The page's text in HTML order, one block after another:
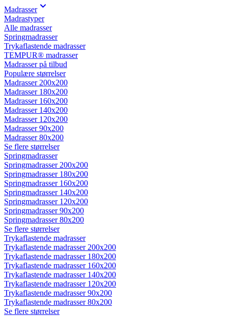
Madrasser
Madrastyper
Alle madrasser
Springmadrasser
Trykaflastende madrasser
TEMPUR® madrasser
Madrasser på tilbud
Populære størrelser
Madrasser 200x200
Madrasser 180x200
Madrasser 160x200
Madrasser 140x200
Madrasser 120x200
Madrasser 90x200
Madrasser 80x200
Se flere størrelser
Springmadrasser
Springmadrasser 200x200
Springmadrasser 180x200
Springmadrasser 160x200
Springmadrasser 140x200
Springmadrasser 120x200
Springmadrasser 90x200
Springmadrasser 80x200
Se flere størrelser
Trykaflastende madrasser
Trykaflastende madrasser 200x200
Trykaflastende madrasser 180x200
Trykaflastende madrasser 160x200
Trykaflastende madrasser 140x200
Trykaflastende madrasser 120x200
Trykaflastende madrasser 90x200
Trykaflastende madrasser 80x200
Se flere størrelser